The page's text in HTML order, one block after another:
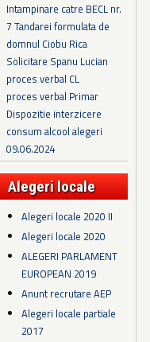
Intampinare catre BECL nr.
7 Tandarei formulata de
domnul Ciobu Rica
Solicitare Spanu Lucian
proces verbal CL
proces verbal Primar
Dispozitie interzicere
consum alcool alegeri
09.06.2024
Alegeri locale
Alegeri locale 2020 II
Alegeri locale 2020
ALEGERI PARLAMENT
EUROPEAN 2019
Anunt recrutare AEP
Alegeri locale partiale
2017